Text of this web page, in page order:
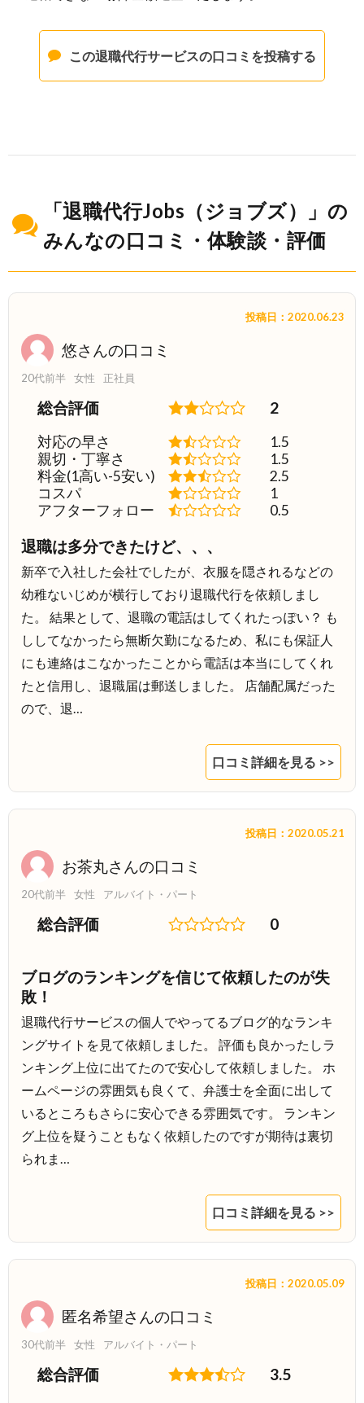
この退職代行サービスの口コミを投稿する
「退職代行Jobs（ジョブズ）」の
みんなの口コミ・体験談・評価
悠さんの口コミ
投稿日：2020.06.23
20代前半 女性 正社員
総合評価 2
対応の早さ
1.5
親切・丁寧さ
1.5
料金(1高い-5安い)
2.5
コスパ
1
アフターフォロー
0.5
退職は多分できたけど、、、
新卒で入社した会社でしたが、衣服を隠されるなどの
幼稚ないじめが横行しており退職代行を依頼しまし
た。 結果として、退職の電話はしてくれたっぽい？ も
ししてなかったら無断欠勤になるため、私にも保証人
にも連絡はこなかったことから電話は本当にしてくれ
たと信用し、退職届は郵送しました。 店舗配属だった
ので、退…
口コミ詳細を見る >>
お茶丸さんの口コミ
投稿日：2020.05.21
20代前半 女性 アルバイト・パート
総合評価 0
ブログのランキングを信じて依頼したのが失
敗！
退職代行サービスの個人でやってるブログ的なランキ
ングサイトを見て依頼しました。 評価も良かったしラ
ンキング上位に出てたので安心して依頼しました。 ホ
ームページの雰囲気も良くて、弁護士を全面に出して
いるところもさらに安心できる雰囲気です。 ランキン
グ上位を疑うこともなく依頼したのですが期待は裏切
られま…
口コミ詳細を見る >>
匿名希望さんの口コミ
投稿日：2020.05.09
30代前半 女性 アルバイト・パート
総合評価 3.5